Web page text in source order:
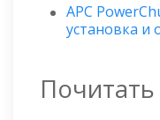
APC
установка и
Почитать